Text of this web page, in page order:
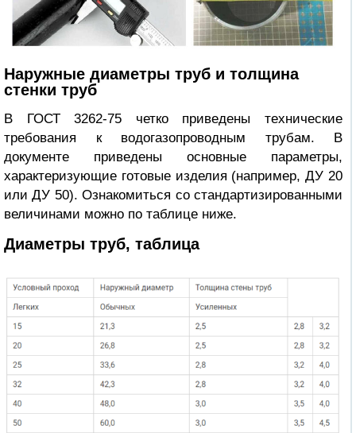
Наружные диаметры труб и толщина
стенки труб
В ГОСТ 3262-75 четко приведены технические
требования к водогазопроводным трубам. В
документе приведены основные параметры,
характеризующие готовые изделия (например, ДУ 20
или ДУ 50). Ознакомиться со стандартизированными
величинами можно по таблице ниже.
Диаметры труб, таблица